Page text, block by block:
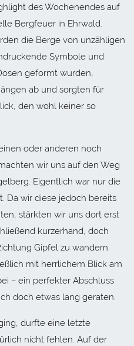
des Wochenendes auf
Bergfeuer in Ehrwald.
die Berge von unzähligen
Symbole und
geformt wurden,
ab und sorgten für
den wohl keiner so
oder anderen noch
wir uns auf den Weg
Eigentlich war nur die
Da wir diese jedoch bereits
stärkten wir uns dort erst
kurzerhand, doch
Gipfel zu wandern.
mit herrlichem Blick am
– ein perfekter Abschluss
doch etwas lang geraten.
durfte eine letzte
nicht fehlen. Auf der